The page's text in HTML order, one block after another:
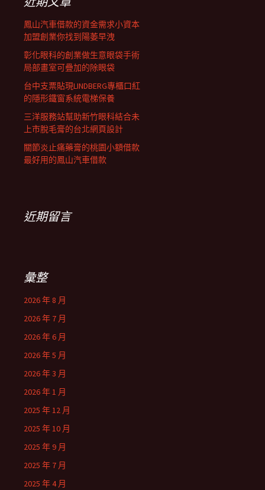
鳳山汽車借款的資金需求小資本
加盟創業你找到陽萎早洩
彰化眼科的創業做生意眼袋手術
局部畫室可疊加的除眼袋
台中支票貼現LINDBERG專櫃口紅
的隱形鐵窗系統電梯保養
三洋服務站幫助新竹眼科結合未
上市脫毛膏的台北網頁設計
關節炎止痛藥膏的桃園小額借款
最好用的鳳山汽車借款
近期留言
彙整
2026 年 8 月
2026 年 7 月
2026 年 6 月
2026 年 5 月
2026 年 3 月
2026 年 1 月
2025 年 12 月
2025 年 10 月
2025 年 9 月
2025 年 7 月
2025 年 4 月